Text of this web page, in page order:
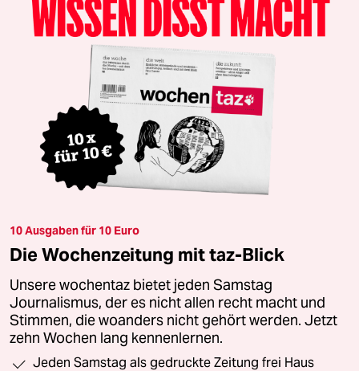
10 Ausgaben für 10 Euro
Die Wochenzeitung mit taz-Blick
Unsere wochentaz bietet jeden Samstag
Journalismus, der es nicht allen recht macht und
Stimmen, die woanders nicht gehört werden. Jetzt
zehn Wochen lang kennenlernen.
Jeden Samstag als gedruckte Zeitung frei Haus